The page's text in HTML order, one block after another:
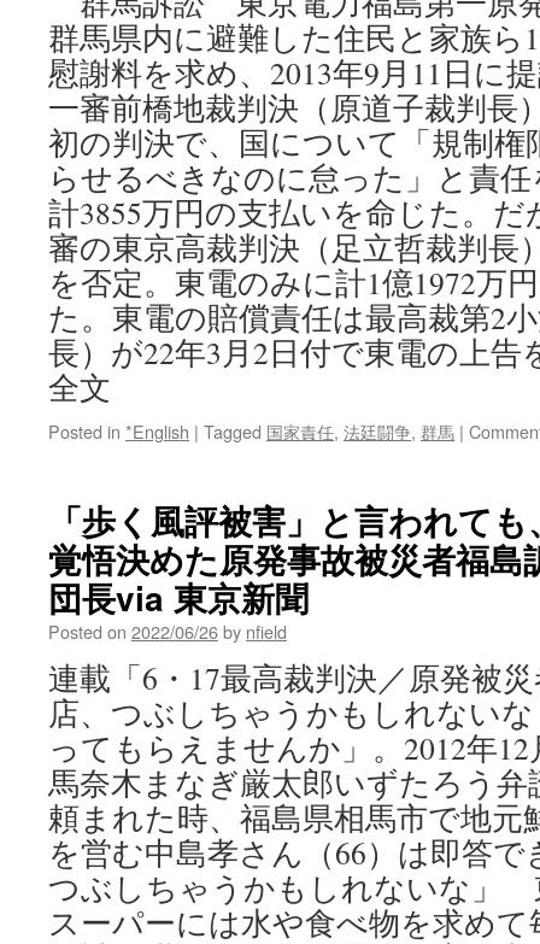
群馬県内に避難した住民と家族ら
慰謝料を求め、2013年9月11日に
一審前橋地裁判決（原道子裁判長
初の判決で、国について「規制権
らせるべきなのに怠った」と責
計3855万円の支払いを命じた。だ
審の東京高裁判決（足立哲裁判長
を否定。東電のみに計1億1972万
た。東電の賠償責任は最高裁第2
長）が22年3月2日付で東電の上
全文
Posted in *English | Tagged 国家責任, 法廷闘争, 群馬 |
「歩く風評被害」と言われて
覚悟決めた原発事故被災者福島
団長via 東京新聞
Posted on 2022/06/26by nfield
連載「6・17最高裁判決／原発被
店、つぶしちゃうかもしれない
ってもらえませんか」。2012年
馬奈木まなぎ厳太郎いずたろう弁
頼まれた時、福島県相馬市で地元
を営む中島孝さん（66）は即答
つぶしちゃうかもしれないな」
スーパーには水や食べ物を求め